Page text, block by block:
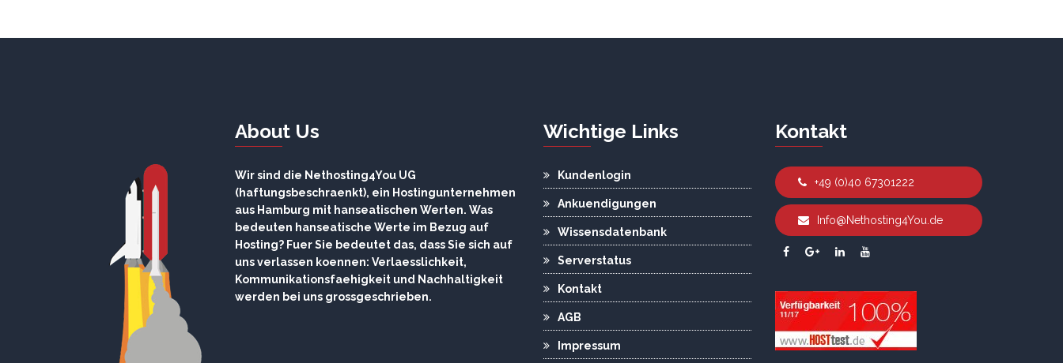
About Us
Wir sind die Nethosting4You UG
(haftungsbeschraenkt), ein Hostingunternehmen
aus Hamburg mit hanseatischen Werten. Was
bedeuten hanseatische Werte im Bezug auf
Hosting? Fuer Sie bedeutet das, dass Sie sich auf
uns verlassen koennen: Verlaesslichkeit,
Kommunikationsfaehigkeit und Nachhaltigkeit
werden bei uns grossgeschrieben.
Wichtige Links
Kundenlogin
Ankuendigungen
Wissensdatenbank
Serverstatus
Kontakt
AGB
Impressum
Kontakt
+49 (0)40 67301222
Info@Nethosting4You.de